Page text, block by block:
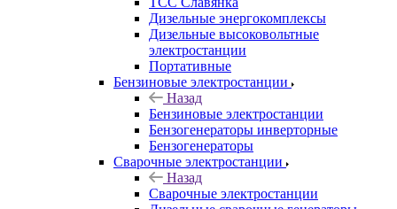
Дизельные энергокомплексы
Дизельные высоковольтные
электростанции
Портативные
Бензиновые электростанции
Назад
Бензиновые электростанции
Бензогенераторы инверторные
Бензогенераторы
Сварочные электростанции
Назад
Сварочные электростанции